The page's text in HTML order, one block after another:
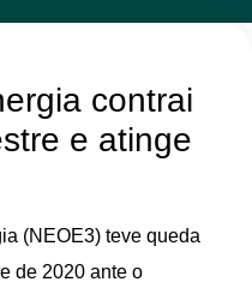
contrai
e atinge
(NEOE3) teve queda
de 2020 ante o